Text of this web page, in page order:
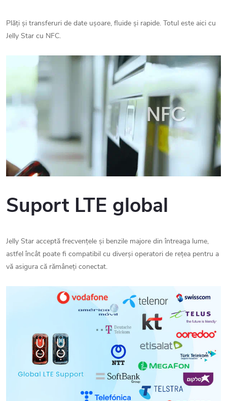
Plăți și transferuri de date ușoare, fluide și rapide. Totul este aici cu
Jelly Star cu NFC.
Suport LTE global
Jelly Star acceptă frecvențele și benzile majore din întreaga lume,
astfel încât poate fi compatibil cu diverși operatori de rețea pentru a
vă asigura că rămâneți conectat.